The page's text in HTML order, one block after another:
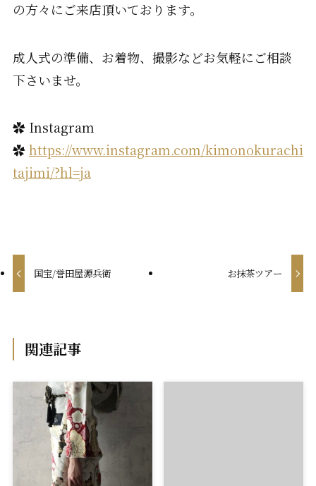
の方々にご来店頂いております。
成人式の準備、お着物、撮影などお気軽にご相談
下さいませ。
✿ Instagram
✿https://www.instagram.com/kimonokurachi
tajimi/?hl=ja
国宝/誉田屋源兵衛 お抹茶ツアー
関連記事